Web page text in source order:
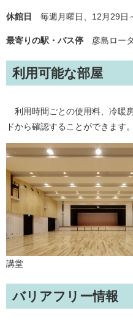
休館日 毎週月曜日、12月29日
最寄りの駅・バス停 彦島ロー
利用可能な部屋
利用時間ごとの使用料、冷暖
ドから確認することができます。
講堂
バリアフリー情報